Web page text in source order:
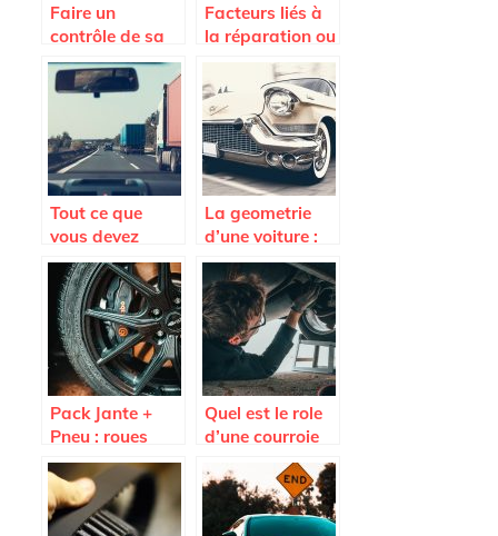
Faire un
contrôle de sa
voiture pour
rouler en toute
sécurité
Facteurs liés à
la réparation ou
remplacement
du pare-brise
Tout ce que
vous devez
savoir avant
l’achat d’un
pare-brise de
voiture
La geometrie
d’une voiture :
quand et
pourquoi la
faire ?
Pack Jante +
Pneu : roues
completes pas
cheres sur
Avatacar.com
Quel est le role
d’une courroie
d’alternateur